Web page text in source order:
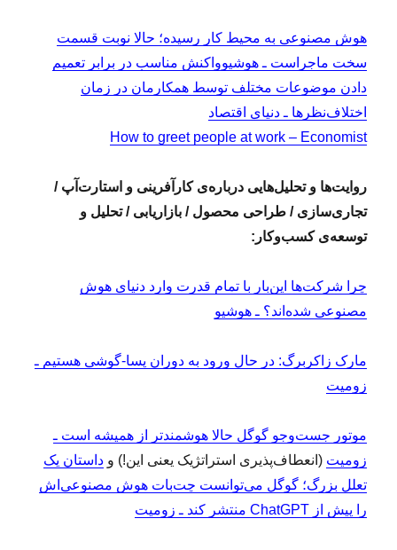
هوش مصنوعی به محیط کار رسیده؛ حالا نوبت قسمت
سخت ماجراست ـ هوشیوواکنش مناسب در برابر تعمیم‌
دادن موضوعات مختلف توسط همکارمان در زمان
اختلاف‌نظرها ـ دنیای اقتصاد
How to greet people at work – Economist
روایت‌ها و تحلیل‌هایی درباره‌ی کارآفرینی و استارت‌آپ /
تجاری‌سازی / طراحی محصول / بازاریابی / تحلیل و
توسعه‌ی کسب‌وکار:
چرا شرکت‌ها این‌بار با تمام قدرت وارد دنیای هوش
مصنوعی شده‌اند؟ ـ هوشیو
مارک زاکربرگ: در حال ورود به دوران پسا-گوشی هستیم ـ
زومیت
موتور جست‌و‌جو گوگل حالا هوشمندتر از همیشه است ـ
زومیت (انعطاف‌پذیری استراتژیک یعنی این!) وداستان یک
تعلل بزرگ؛ گوگل می‌توانست چت‌بات هوش مصنوعی‌اش
را پیش از ChatGPT منتشر کند ـ زومیت